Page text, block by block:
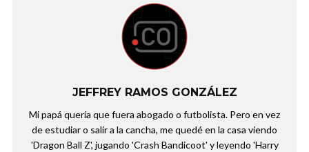
JEFFREY RAMOS GONZÁLEZ
Mi papá quería que fuera abogado o futbolista. Pero en vez
de estudiar o salir a la cancha, me quedé en la casa viendo
'Dragon Ball Z', jugando 'Crash Bandicoot' y leyendo 'Harry